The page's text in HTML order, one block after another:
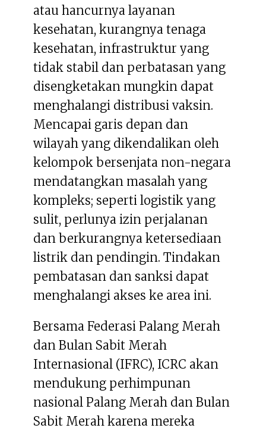
atau hancurnya layanan
kesehatan, kurangnya tenaga
kesehatan, infrastruktur yang
tidak stabil dan perbatasan yang
disengketakan mungkin dapat
menghalangi distribusi vaksin.
Mencapai garis depan dan
wilayah yang dikendalikan oleh
kelompok bersenjata non-negara
mendatangkan masalah yang
kompleks; seperti logistik yang
sulit, perlunya izin perjalanan
dan berkurangnya ketersediaan
listrik dan pendingin. Tindakan
pembatasan dan sanksi dapat
menghalangi akses ke area ini.
Bersama Federasi Palang Merah
dan Bulan Sabit Merah
Internasional (IFRC), ICRC akan
mendukung perhimpunan
nasional Palang Merah dan Bulan
Sabit Merah karena mereka